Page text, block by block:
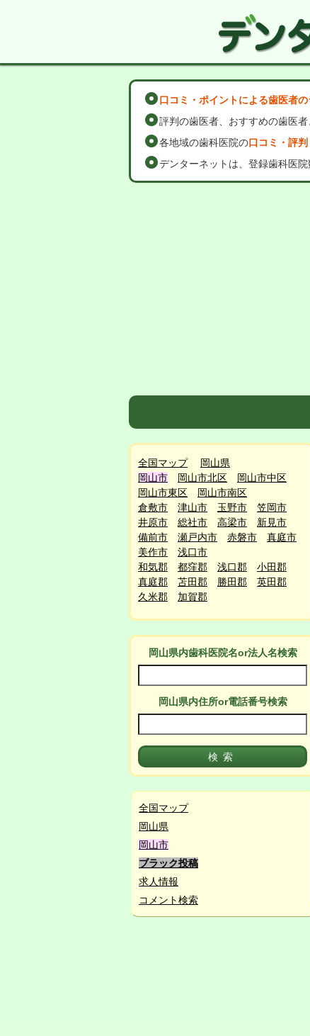
口コミ・ポイントによる歯医者
評判の歯医者、おすすめの歯医
各地域の歯科医院の口コミ・評
デンターネットは、登録歯科医
全国マップ
岡山県
岡山市
岡山市北区
岡山市中区
岡山市東区
岡山市南区
倉敷市
津山市 玉野市
笠岡市
井原市
総社市 高梁市
新見市
備前市
瀬戸内市 赤磐市
真庭市
美作市
浅口市
和気郡
都窪郡 浅口郡
小田郡
真庭郡
苫田郡 勝田郡
英田郡
久米郡
加賀郡
岡山県内歯科医院名or法人名検索
岡山県内住所or電話番号検索
全国マップ
岡山県
岡山市
ブラック投稿
求人情報
コメント検索